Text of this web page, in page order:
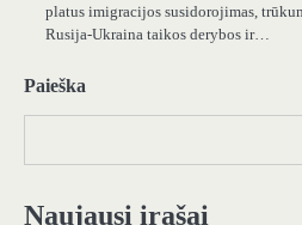
platus imigracijos susidorojimas,
Rusija-Ukraina taikos derybos ir…
Paieška
Naujausi įrašai